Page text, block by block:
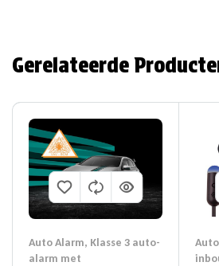
Gerelateerde
Auto Alarm, Klasse 3 auto-
alarm met